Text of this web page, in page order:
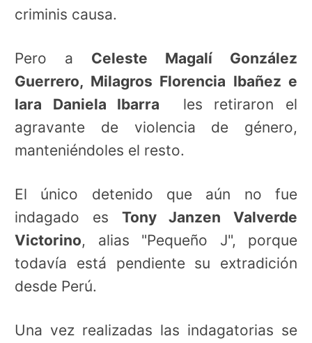
criminis causa.
Pero a Celeste Magalí González
Guerrero, Milagros Florencia Ibañez e
Iara Daniela Ibarra les retiraron el
agravante de violencia de género,
manteniéndoles el resto.
El único detenido que aún no fue
indagado es Tony Janzen Valverde
Victorino, alias "Pequeño J", porque
todavía está pendiente su extradición
desde Perú.
Una vez realizadas las indagatorias se